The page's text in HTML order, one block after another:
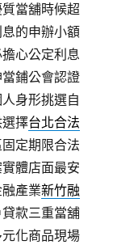
當舖時候超
的申辦小額
心公定利息
鋪公會認證
身形挑選自
擇台北合法
定期限合法
體店面最安
產業新竹融
款三重當舖
化商品現場